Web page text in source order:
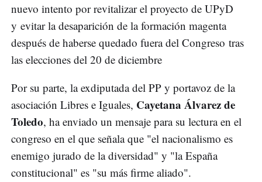
nuevo intento por revitalizar el proyecto de UPyD
y evitar la desaparición de la formación magenta
después de haberse quedado fuera del Congreso tras
las elecciones del 20 de diciembre
Por su parte, la exdiputada del PP y portavoz de la
asociación Libres e Iguales, Cayetana Álvarez de
Toledo, ha enviado un mensaje para su lectura en el
congreso en el que señala que "el nacionalismo es
enemigo jurado de la diversidad" y "la España
constitucional" es "su más firme aliado".